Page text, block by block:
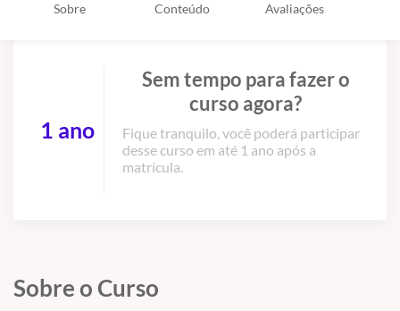
Sobre Conteúdo Avaliações
1 ano
Sem tempo para fazer o
curso agora?
Fique tranquilo, você poderá participar
desse curso em até 1 ano após a
matrícula.
Sobre o Curso